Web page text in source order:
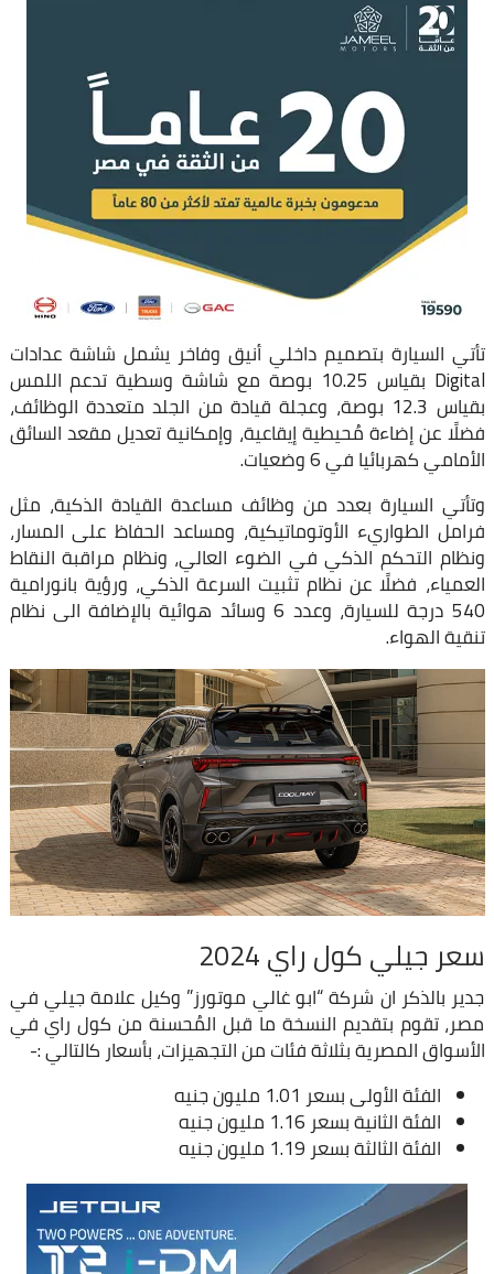
تأتي السيارة بتصميم داخلي أنيق وفاخر يشمل شاشة عدادات
Digital بقياس 10.25 بوصة مع شاشة وسطية تدعم اللمس
بقياس 12.3 بوصة، وعجلة قيادة من الجلد متعددة الوظائف،
فضلًا عن إضاءة مُحيطية إيقاعية، وإمكانية تعديل مقعد السائق
الأمامي كهربائيا في 6 وضعيات.
وتأتي السيارة بعدد من وظائف مساعدة القيادة الذكية، مثل
فرامل الطواريء الأوتوماتيكية، ومساعد الحفاظ على المسار،
ونظام التحكم الذكي في الضوء العالي، ونظام مراقبة النقاط
العمياء، فضلًا عن نظام تثبيت السرعة الذكي، ورؤية بانورامية
540 درجة للسيارة، وعدد 6 وسائد هوائية بالإضافة الى نظام
تنقية الهواء.
سعر جيلي كول راي 2024
جدير بالذكر ان شركة “ابو غالي موتورز” وكيل علامة جيلي في
مصر، تقوم بتقديم النسخة ما قبل المُحسنة من كول راي في
الأسواق المصرية بثلاثة فئات من التجهيزات، بأسعار كالتالي :-
الفئة الأولى بسعر 1.01 مليون جنيه
الفئة الثانية بسعر 1.16 مليون جنيه
الفئة الثالثة بسعر 1.19 مليون جنيه